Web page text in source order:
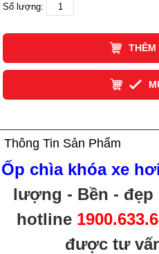
Số lượng:
THÊM
Thông Tin Sản Phẩm
Ốp chìa khóa xe
lượng - Bền - đẹp
hotline
được tư